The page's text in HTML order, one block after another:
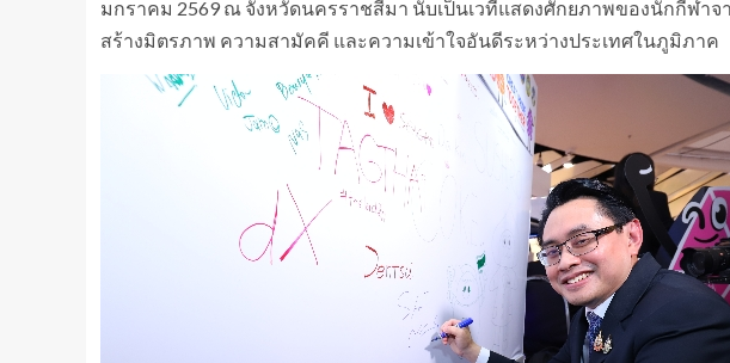
มกราคม 2569 ณ จังหวัดนครราชสีมา นับเป็นเวทีแสดงศักยภาพของนักกีฬาจ
สร้างมิตรภาพ ความสามัคคี และความเข้าใจอันดีระหว่างประเทศในภูมิภาค